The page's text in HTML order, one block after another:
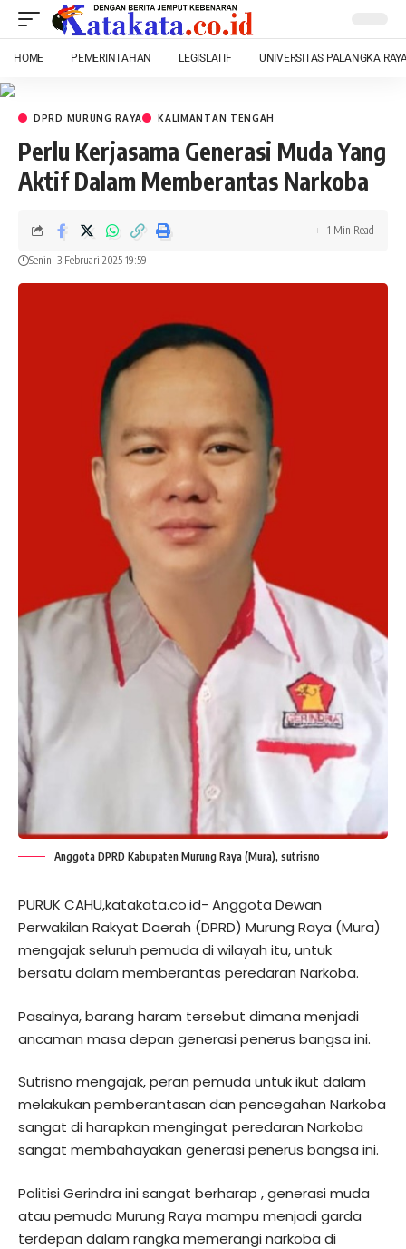
HOME PEMERINTAHAN LEGISLATIF UNIVERSITAS PALANGKA
DPRD MURUNG RAYA KALIMANTAN TENGAH
Perlu Kerjasama Generasi Muda Yang
Aktif Dalam Memberantas Narkoba
Senin, 3 Februari 2025 19:59
1 Min Read
Anggota DPRD Kabupaten Murung Raya (Mura), sutrisno
PURUK CAHU,katakata.co.id- Anggota Dewan
Perwakilan Rakyat Daerah (DPRD) Murung Raya (Mura)
mengajak seluruh pemuda di wilayah itu, untuk
bersatu dalam memberantas peredaran Narkoba.
Pasalnya, barang haram tersebut dimana menjadi
ancaman masa depan generasi penerus bangsa ini.
Sutrisno mengajak, peran pemuda untuk ikut dalam
melakukan pemberantasan dan pencegahan Narkoba
sangat di harapkan mengingat peredaran Narkoba
sangat membahayakan generasi penerus bangsa ini.
Politisi Gerindra ini sangat berharap , generasi muda
atau pemuda Murung Raya mampu menjadi garda
terdepan dalam rangka memerangi narkoba di